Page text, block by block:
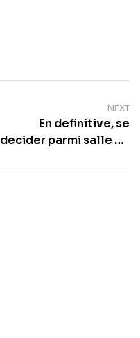
NEXT
En definitive, se
decider parmi salle de
preferences